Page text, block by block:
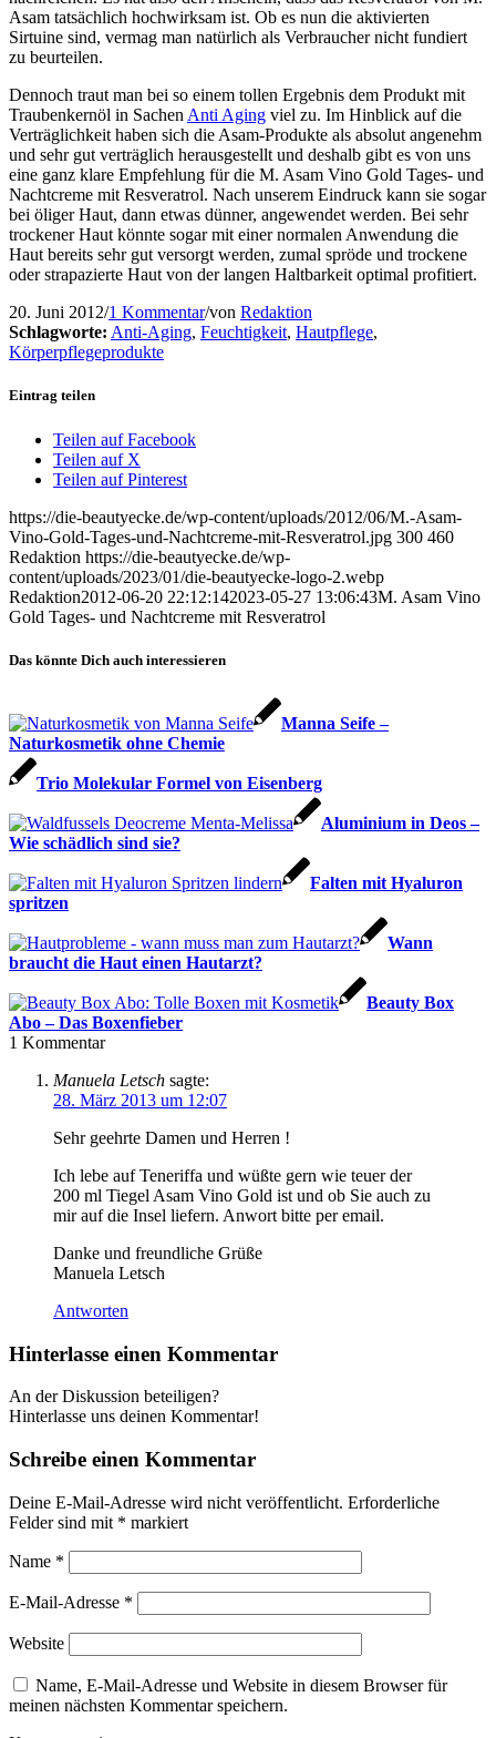
Asam tatsächlich hochwirksam ist. Ob es nun die aktivierten
Sirtuine sind, vermag man natürlich als Verbraucher nicht fundiert
zu beurteilen.
Dennoch traut man bei so einem tollen Ergebnis dem Produkt mit
Traubenkernöl in Sachen Anti Aging viel zu. Im Hinblick auf die
Verträglichkeit haben sich die Asam-Produkte als absolut angenehm
und sehr gut verträglich herausgestellt und deshalb gibt es von uns
eine ganz klare Empfehlung für die M. Asam Vino Gold Tages- und
Nachtcreme mit Resveratrol. Nach unserem Eindruck kann sie sogar
bei öliger Haut, dann etwas dünner, angewendet werden. Bei sehr
trockener Haut könnte sogar mit einer normalen Anwendung die
Haut bereits sehr gut versorgt werden, zumal spröde und trockene
oder strapazierte Haut von der langen Haltbarkeit optimal profitiert.
20. Juni 2012/1 Kommentar/von Redaktion
Schlagworte: Anti-Aging, Feuchtigkeit, Hautpflege,
Körperpflegeprodukte
Eintrag teilen
Teilen auf Facebook
Teilen auf X
Teilen auf Pinterest
https://die-beautyecke.de/wp-content/uploads/2012/06/M.-Asam-
Vino-Gold-Tages-und-Nachtcreme-mit-Resveratrol.jpg 300 460
Redaktion https://die-beautyecke.de/wp-
content/uploads/2023/01/die-beautyecke-logo-2.webp
Redaktion2012-06-20 22:12:142023-05-27 13:06:43M. Asam Vino
Gold Tages- und Nachtcreme mit Resveratrol
Das könnte Dich auch interessieren
Manna Seife –
Naturkosmetik ohne Chemie
Trio Molekular Formel von Eisenberg
Aluminium in Deos –
Wie schädlich sind sie?
Falten mit Hyaluron
spritzen
Wann
braucht die Haut einen Hautarzt?
Beauty Box
Abo – Das Boxenfieber
1 Kommentar
Manuela Letsch sagte:
28. März 2013 um 12:07
Sehr geehrte Damen und Herren !
Ich lebe auf Teneriffa und wüßte gern wie teuer der
200 ml Tiegel Asam Vino Gold ist und ob Sie auch zu
mir auf die Insel liefern. Anwort bitte per email.
Danke und freundliche Grüße
Manuela Letsch
Antworten
Hinterlasse einen Kommentar
An der Diskussion beteiligen?
Hinterlasse uns deinen Kommentar!
Schreibe einen Kommentar
Deine E-Mail-Adresse wird nicht veröffentlicht. Erforderliche
Felder sind mit * markiert
Name *
E-Mail-Adresse *
Website
Name, E-Mail-Adresse und Website in diesem Browser für
meinen nächsten Kommentar speichern.